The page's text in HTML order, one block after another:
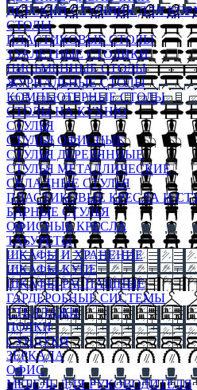
ДЕТСКИЙ СТУЛЬЧИК ДЛЯ
СТОЛЫ
ПЛАСТИКОВЫЕ СТОЛЫ
ТУАЛЕТНЫЕ СТОЛИКИ
ПИСЬМЕННЫЕ СТОЛЫ
ЖУРНАЛЬНЫЕ СТОЛЫ
КОМПЬЮТЕРНЫЕ СТОЛЫ
СТОЛЫ НА КУХНЮ
СТУЛЬЯ
СТУЛЬЯ ОФИСНЫЕ
СТУЛЬЯ ДЕРЕВЯННЫЕ
СТУЛЬЯ МЕТАЛЛИЧЕСКИЕ
СКЛАДНЫЕ СТУЛЬЯ
ПЛАСТИКОВЫЕ КРЕСЛА И
БАРНЫЕ СТУЛЬЯ
ОФИСНЫЕ КРЕСЛА
ТАБУРЕТЫ
ШКАФЫ И ХРАНЕНИЕ
ШКАФЫ-КУПЕ
ШКАФЫ-РАСПАШНЫЕ
ГАРДЕРОБНЫЕ СИСТЕМЫ
СТЕЛЛАЖИ
ПОЛКИ
СУНДУКИ
ЗЕРКАЛА
ОФИС
МЕБЕЛЬ ДЛЯ РУКОВОДИТЕЛЯ